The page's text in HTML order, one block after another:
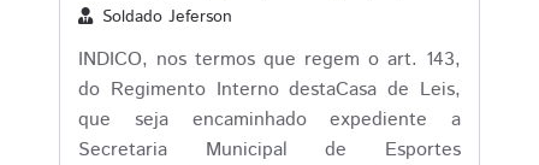
Soldado Jeferson
INDICO, nos termos que regem o art. 143,
do Regimento Interno destaCasa de Leis,
que seja encaminhado expediente a
Secretaria Municipal de Esportes